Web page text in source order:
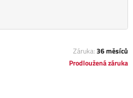
Záruka:36 měsíců
Prodloužená záruka